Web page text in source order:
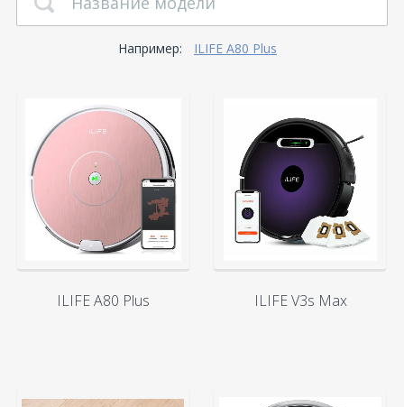
Например: ILIFE A80 Plus
ILIFE A80 Plus ILIFE V3s Max